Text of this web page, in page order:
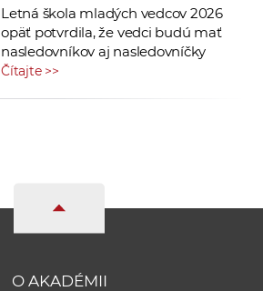
Letná škola mladých vedcov 2026
opäť potvrdila, že vedci budú mať
nasledovníkov aj nasledovníčky
Čítajte >>
O AKADÉMII